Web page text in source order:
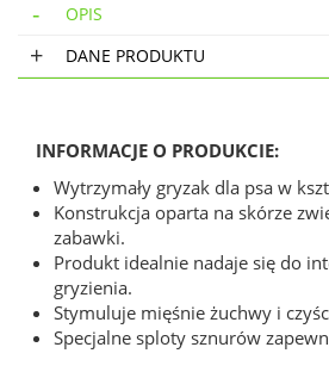
OPIS
DANE PRODUKTU
INFORMACJE O PRODUKCIE:
Wytrzymały gryzak dla psa w
Konstrukcja oparta na skórze
zabawki.
Produkt idealnie nadaje się do
gryzienia.
Stymuluje mięśnie żuchwy i
Specjalne sploty sznurów